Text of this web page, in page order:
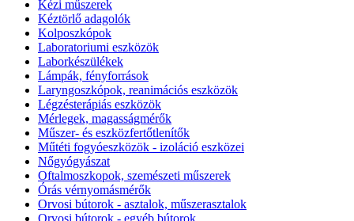
Kézi műszerek
Kéztörlő adagolók
Kolposzkópok
Laboratoriumi eszközök
Laborkészülékek
Lámpák, fényforrások
Laryngoszkópok, reanimációs eszközök
Légzésterápiás eszközök
Mérlegek, magasságmérők
Műszer- és eszközfertőtlenítők
Műtéti fogyóeszközök - izoláció eszközei
Nőgyógyászat
Oftalmoszkopok, szemészeti műszerek
Órás vérnyomásmérők
Orvosi bútorok - asztalok, műszerasztalok